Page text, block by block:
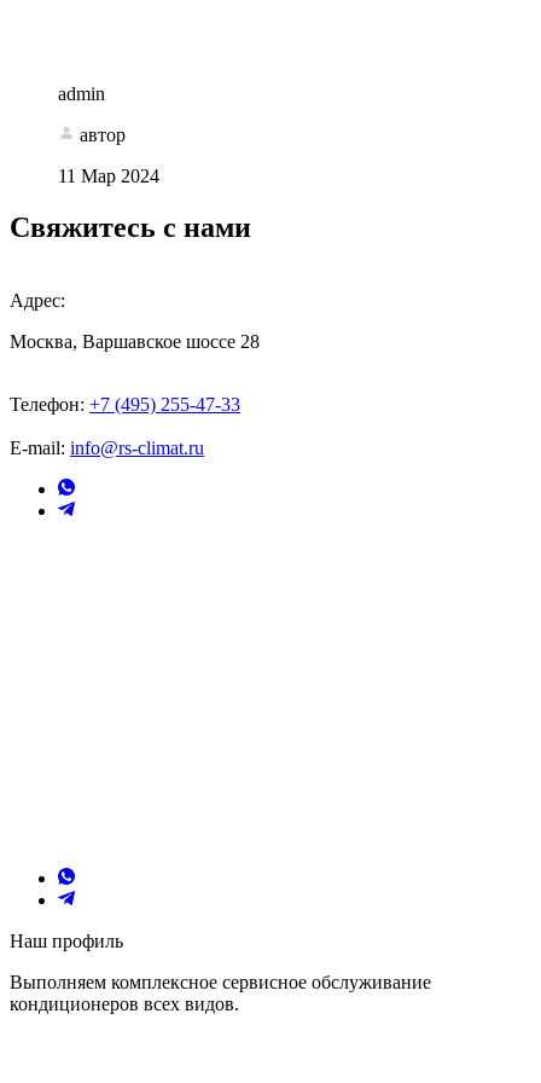
admin
автор
11 Мар 2024
Свяжитесь с нами
Адрес:
Москва, Варшавское шоссе 28
Телефон: +7 (495) 255-47-33
E-mail: info@rs-climat.ru
Наш профиль
Выполняем комплексное сервисное обслуживание
кондиционеров всех видов.